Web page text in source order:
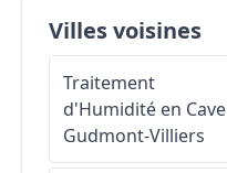
Villes voisines
Traitement
d'Humidité en Cave
Gudmont-Villiers